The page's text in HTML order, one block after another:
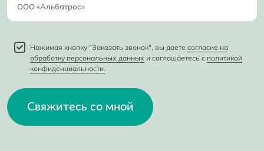
Нажимая кнопку "Заказать звонок", вы даете согласие на
обработку персональных данных и соглашаетесь с политикой
конфиденциальности.
Свяжитесь со мной